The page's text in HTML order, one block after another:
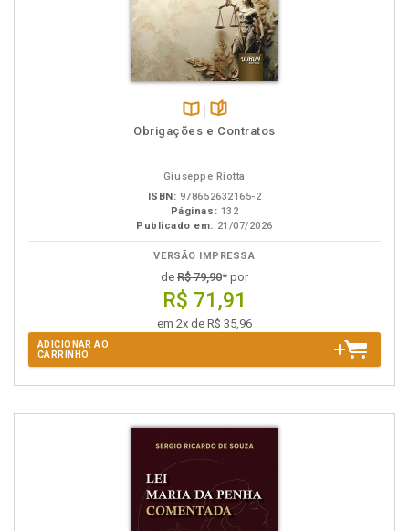
Disponível
páginas
Obrigações e Contratos
Giuseppe Riotta
ISBN: 978652632165-2
Páginas: 132
Publicado em: 21/07/2026
VERSÃO IMPRESSA
de R$ 79,90* por
R$ 71,91
em 2x de R$ 35,96
ADICIONAR AO
CARRINHO